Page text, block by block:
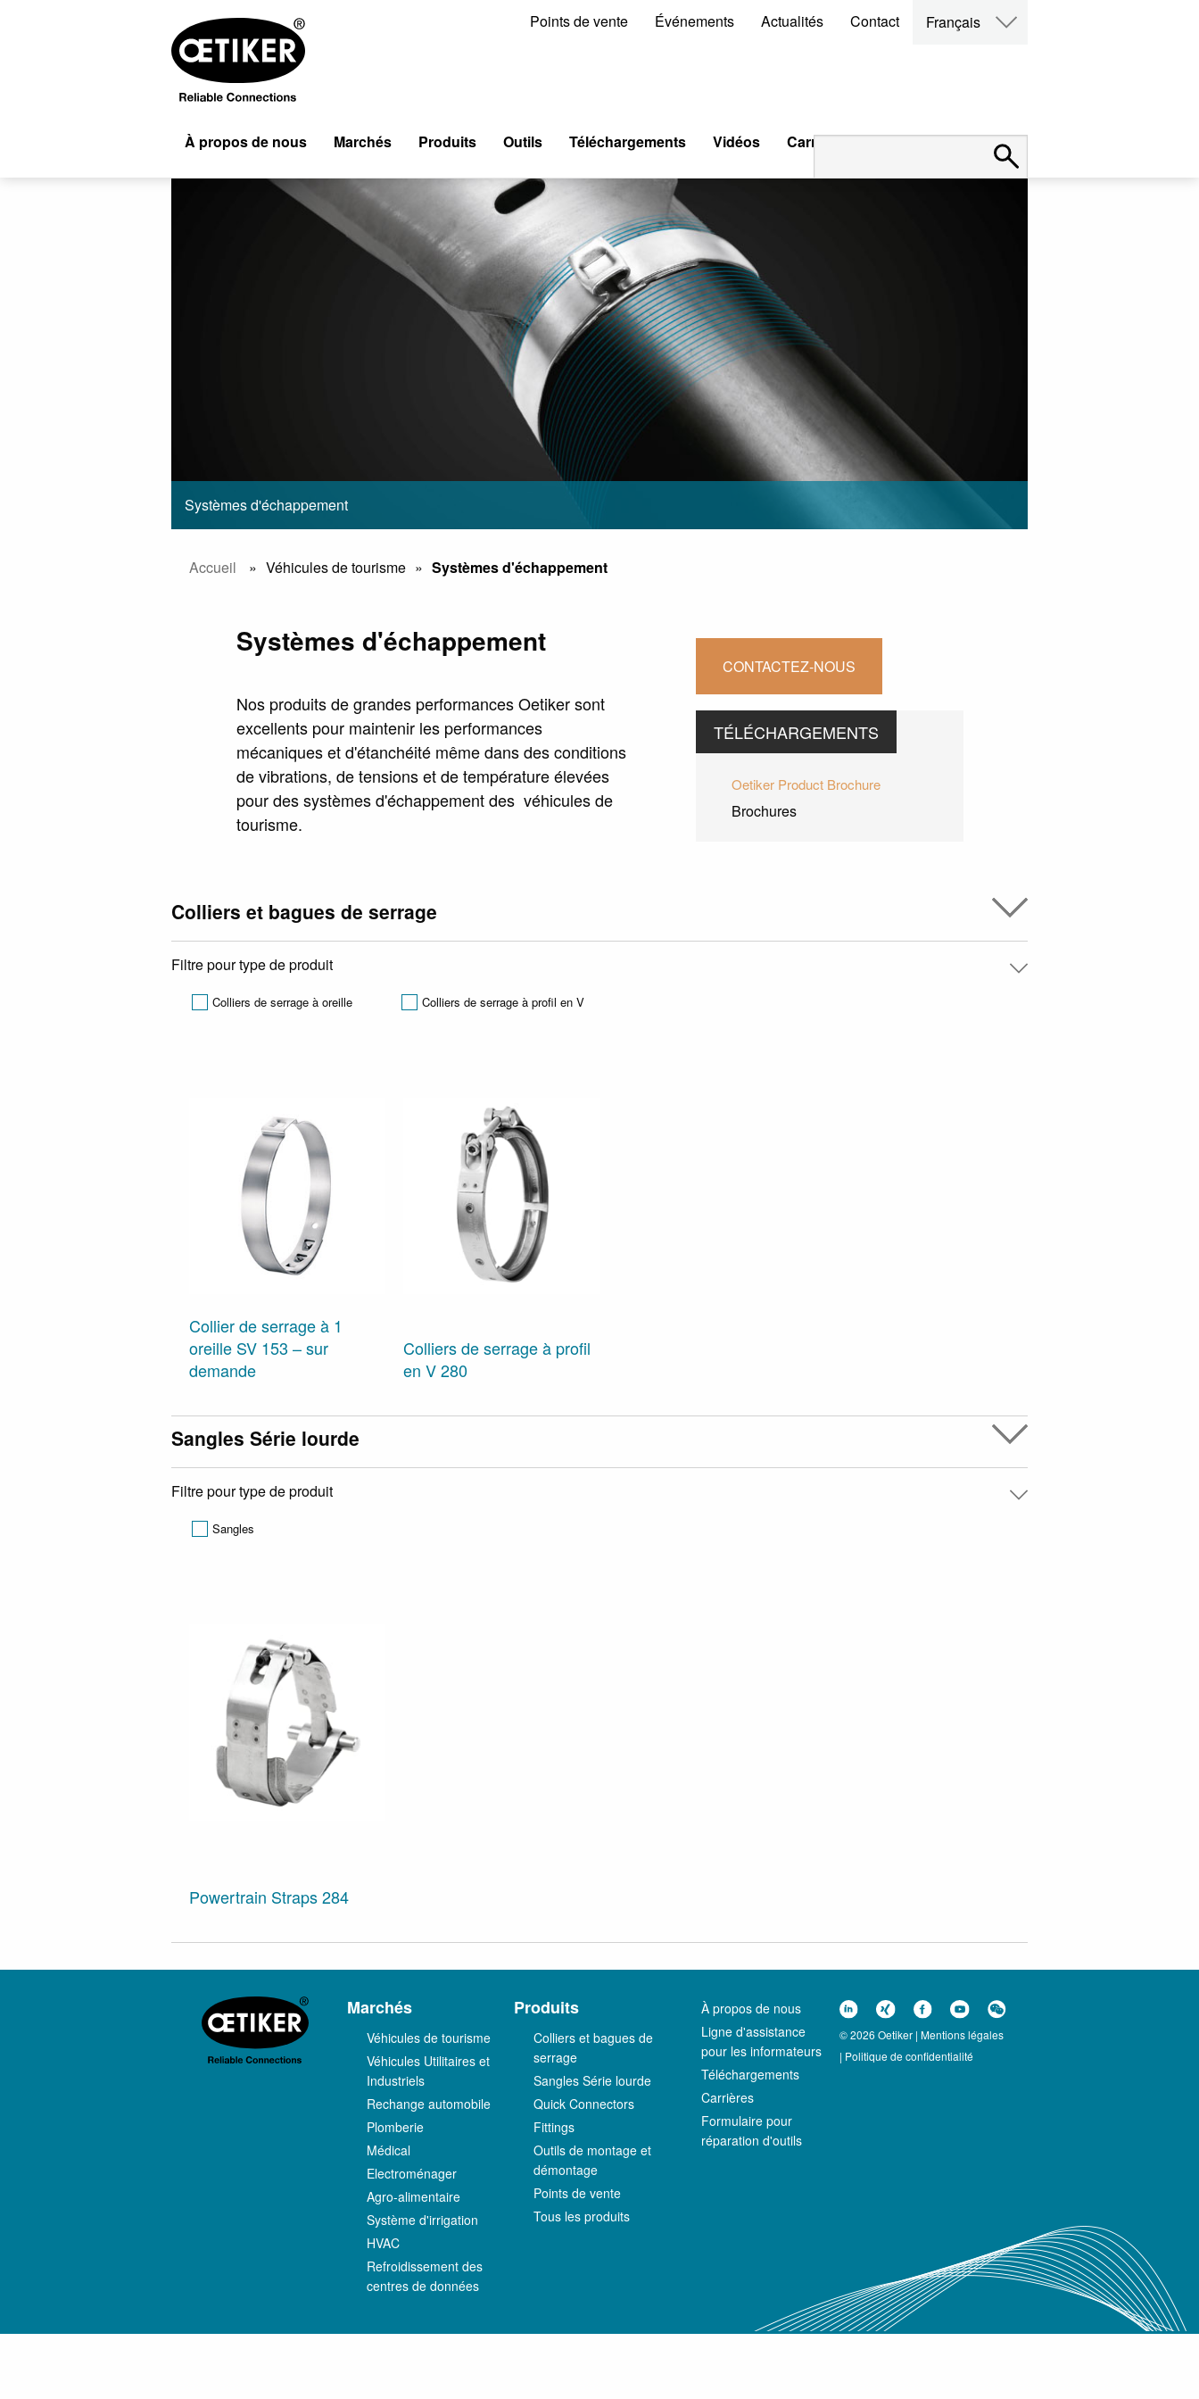
Points de vente Événements Actualités Contact Français
À propos de nous Marchés Produits Outils Téléchargements Vidéos Carrières
Systèmes d'échappement
Accueil Véhicules de tourisme Systèmes d'échappement
Systèmes d'échappement
Nos produits de grandes performances Oetiker sont
excellents pour maintenir les performances
mécaniques et d'étanchéité même dans des conditions
de vibrations, de tensions et de température élevées
pour des systèmes d'échappement des véhicules de
tourisme.
CONTACTEZ-NOUS
TÉLÉCHARGEMENTS
Oetiker Product Brochure
Brochures
Colliers et bagues de serrage
Filtre pour type de produit
Colliers de serrage à oreille Colliers de serrage à profil en V
Collier de serrage à 1
oreille SV 153 – sur
demande
Colliers de serrage à profil
en V 280
Sangles Série lourde
Filtre pour type de produit
Sangles
Powertrain Straps 284
Marchés
Véhicules de tourisme
Véhicules Utilitaires et
Industriels
Rechange automobile
Plomberie
Médical
Electroménager
Agro-alimentaire
Système d'irrigation
HVAC
Refroidissement des
centres de données
Produits
Colliers et bagues de
serrage
Sangles Série lourde
Quick Connectors
Fittings
Outils de montage et
démontage
Points de vente
Tous les produits
À propos de nous
Ligne d'assistance
pour les informateurs
Téléchargements
Carrières
Formulaire pour
réparation d'outils
© 2026 Oetiker | Mentions légales
| Politique de confidentialité